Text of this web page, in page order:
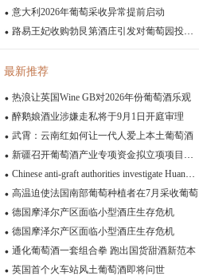
意大利2026年葡萄采收异常提前启动
路易王妃收购勃艮第酒庄引发对葡萄园投机的担忧
最新推荐
热浪让英国Wine GB对2026年份葡萄酒乐观
醉鹅娘酒业涉嫌走私将于9月1日开庭审理
武霄：云南红如何让一代人爱上本土葡萄酒
新疆召开葡萄酒产业专项资金拟立项项目推进会
Chinese anti-graft authorities investigate Huang Siming, Ningxia’s top wine official
高温迫使法国南部葡萄种植者在7月采收葡萄
德国摩泽尔产区面临小型酒庄生存危机
德国摩泽尔产区面临小型酒庄生存危机
通化葡萄酒一套组合拳 跑出国货甜酒新范本
英国首个火车站风土葡萄酒即将问世